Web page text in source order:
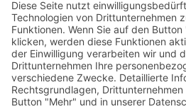
Cookie-Einstellungen
Holger Korsten
150Bewertungen auf
springen
Werkzeugleiste öffnen
Accessibility Tools